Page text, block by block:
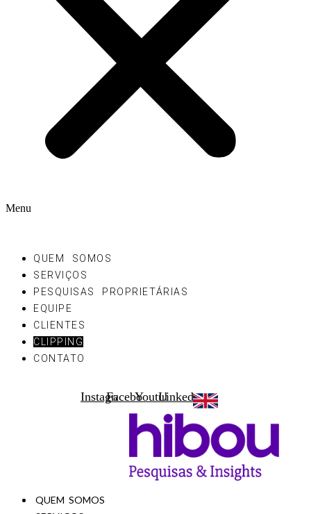
Menu
QUEM SOMOS
SERVIÇOS
PESQUISAS PROPRIETÁRIAS
EQUIPE
CLIENTES
CLIPPING
CONTATO
InstagramFacebookYoutubeLinkedin
QUEM SOMOS